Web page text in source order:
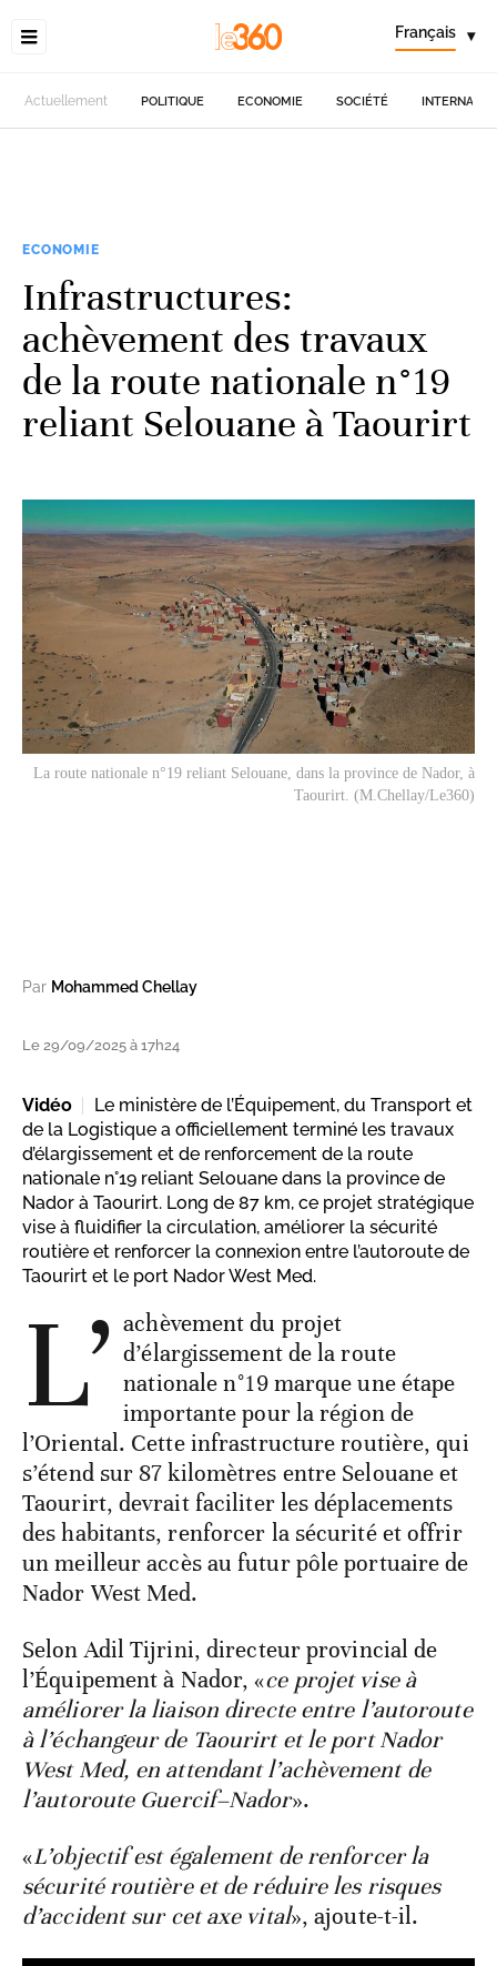
Français ▾
Actuellement POLITIQUE ECONOMIE SOCIÉTÉ
ECONOMIE
Infrastructures:
achèvement des travaux
de la route nationale n°19
reliant Selouane à Taourirt
La route nationale n°19 reliant Selouane, dans la province de Nador, à
Taourirt. (M.Chellay/Le360)
Par Mohammed Chellay
Le 29/09/2025 à 17h24
Vidéo
Le ministère de l’Équipement, du Transport et
de la Logistique a officiellement terminé les travaux
d’élargissement et de renforcement de la route
nationale n°19 reliant Selouane dans la province de
Nador à Taourirt. Long de 87 km, ce projet stratégique
vise à fluidifier la circulation, améliorer la sécurité
routière et renforcer la connexion entre l’autoroute de
Taourirt et le port Nador West Med.
L’ achèvement du projet
d’élargissement de la route
nationale n°19 marque une étape
importante pour la région de
l’Oriental. Cette infrastructure routière, qui
s’étend sur 87 kilomètres entre Selouane et
Taourirt, devrait faciliter les déplacements
des habitants, renforcer la sécurité et offrir
un meilleur accès au futur pôle portuaire de
Nador West Med.
Selon Adil Tijrini, directeur provincial de
l’Équipement à Nador, «ce projet vise à
améliorer la liaison directe entre l’autoroute
à l’échangeur de Taourirt et le port Nador
West Med, en attendant l’achèvement de
l’autoroute Guercif–Nador».
«L’objectif est également de renforcer la
sécurité routière et de réduire les risques
d’accident sur cet axe vital», ajoute-t-il.